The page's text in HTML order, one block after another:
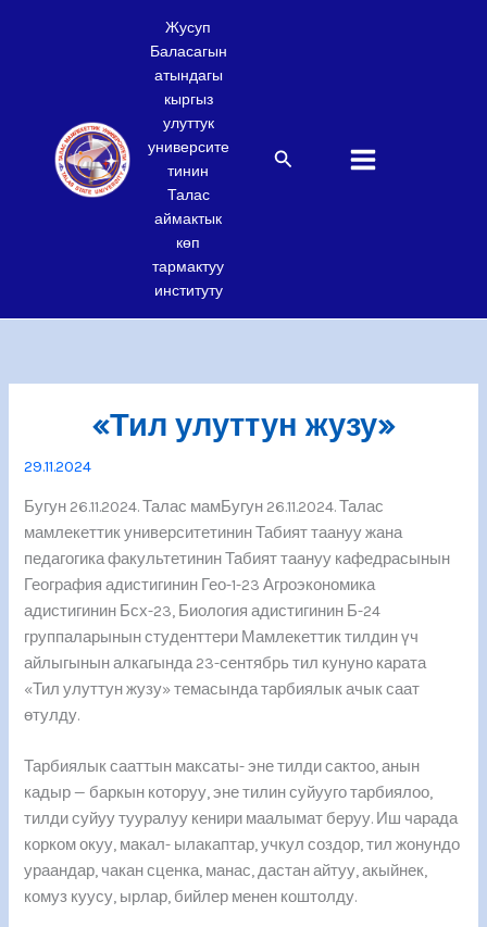
Жусуп
Баласагын
атындагы
кыргыз
улуттук
университе
тинин
Талас
аймактык
көп
тармактуу
институту
Search
«Тил улуттун жузу»
29.11.2024
Бугун 26.11.2024. Талас мамБугун 26.11.2024. Талас
мамлекеттик университетинин Табият таануу жана
педагогика факультетинин Табият таануу кафедрасынын
География адистигинин Гео-1-23Агроэкономика
адистигинин Бсх-23, Биология адистигинин Б-24
группаларынын студенттери Мамлекеттик тилдин үч
айлыгынын алкагында 23-сентябрь тил кунуно карата
«Тил улуттун жузу» темасында тарбиялык ачык саат
өтулду.
Тарбиялык сааттын максаты- эне тилди сактоо, анын
кадыр — баркын которуу, эне тилин суйууго тарбиялоо,
тилди суйуу тууралуу кенири маалымат беруу. Иш чарада
корком окуу, макал- ылакаптар, учкул создор, тил жонундо
ураандар, чакан сценка, манас, дастан айтуу, акыйнек,
комуз куусу, ырлар, бийлер менен коштолду.